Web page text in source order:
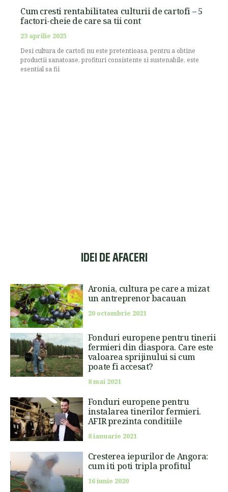
Cum cresti rentabilitatea culturii de cartofi – 5
factori-cheie de care sa tii cont
23 aprilie 2025
Desi cultura de cartofi nu este pretentioasa, pentru a obtine
productii sanatoase, profituri consistente si sustenabile, este
esential sa fii
IDEI DE AFACERI
Aronia, cultura pe care a mizat
un antreprenor bacauan
20 octombrie 2021
Fonduri europene pentru tinerii
fermieri din diaspora. Care este
valoarea sprijinului si cum
poate fi accesat?
8 mai 2021
Fonduri europene pentru
instalarea tinerilor fermieri.
AFIR prezinta conditiile
8 ianuarie 2021
Cresterea iepurilor de Angora:
cum iti poti tripla profitul
16 iunie 2020